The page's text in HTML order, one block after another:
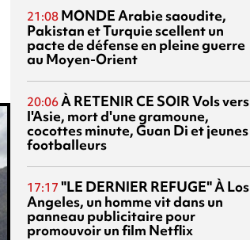
21:08 MONDEArabie saoudite,
Pakistan et Turquie scellent un
pacte de défense en pleine guerre
au Moyen-Orient
20:06À RETENIR CE SOIRVols vers
l'Asie, mort d'une gramoune,
cocottes minute, Guan Di et jeunes
footballeurs
17:17 "LE DERNIER REFUGE"À Los
Angeles, un homme vit dans un
panneau publicitaire pour
promouvoir un film Netflix